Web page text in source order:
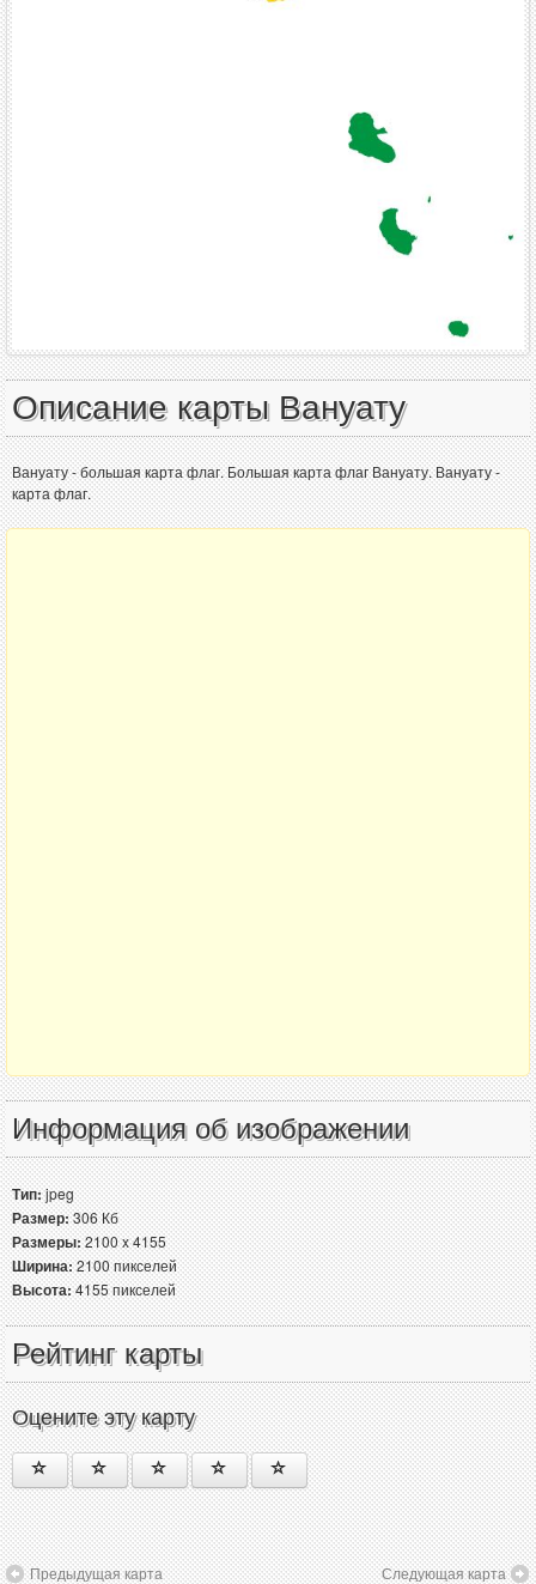
Описание карты Вануату
Вануату - большая карта флаг. Большая карта флаг Вануату. Вануату -
карта флаг.
Информация об изображении
Тип:jpeg
Размер:306 Кб
Размеры:2100 x 4155
Ширина:2100 пикселей
Высота:4155 пикселей
Рейтинг карты
Оцените эту карту
Предыдущая карта Следующая карта